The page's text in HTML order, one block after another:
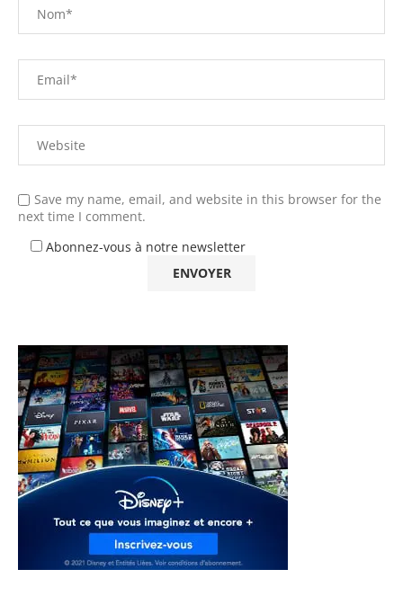
Save my name, email, and website in this browser for the
next time I comment.
Abonnez-vous à notre newsletter